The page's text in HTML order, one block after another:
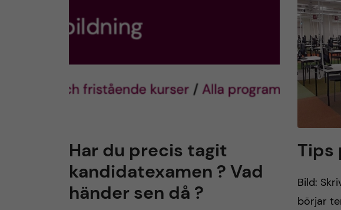
Har du precis tagit
kandidatexamen ? Vad
händer sen då ?
Tips
Bild:
börjar